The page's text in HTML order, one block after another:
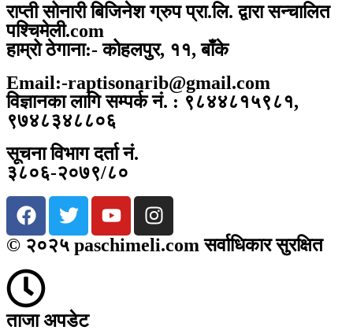
राप्ती सोनारी बिजिनेश ग्रुप प्रा.लि. द्वारा सन्चालित
पश्चिमेली.com
हाम्रो ठेगाना:- कोहलपुर, ११, बाँके
Email:-raptisonarib@gmail.com
विज्ञानका लागि सम्पर्क नं. : ९८४४८१५९८१,
९७४८३४८८०६
सूचना विभाग दर्ता नं.
३८०६-२०७९/८०
© २०२५ paschimeli.com सर्वाधिकार सुरक्षित
ताजा अपडेट